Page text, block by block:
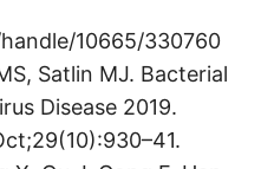
10665/330760
Satlin MJ. Bacterial
Disease 2019.